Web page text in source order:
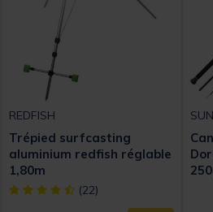
REDFISH
Trépied surfcasting
aluminium redfish réglable
1,80m
[object Object] out of 5 Customer
(22)